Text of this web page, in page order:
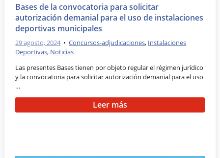
Bases de la convocatoria para solicitar
autorización demanial para el uso de instalaciones
deportivas municipales
29 agosto, 2024 •Concursos-adjudicaciones, Instalaciones
Deportivas, Noticias
Las presentes Bases tienen por objeto regular el régimen jurídico
y la convocatoria para solicitar autorización demanial para el uso
…
Leer más